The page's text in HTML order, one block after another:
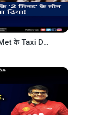
True Story_ Jab We Met के Taxi Driver की _ Brijendra Kala _ Josh Talks Hindi